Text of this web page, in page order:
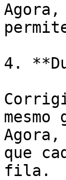
Agora,
4.
que
fila.